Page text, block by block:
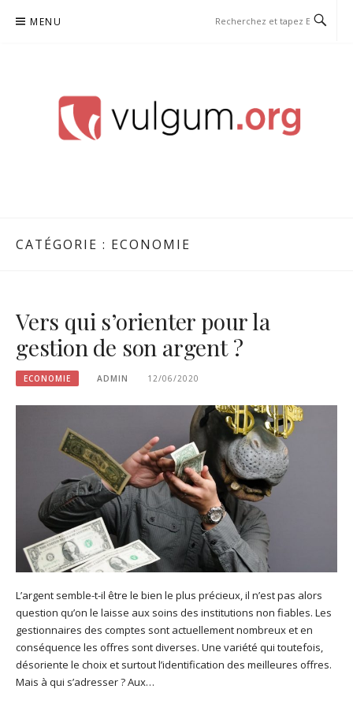
MENU
CATÉGORIE : ECONOMIE
Vers qui s’orienter pour la
gestion de son argent ?
ECONOMIE ADMIN 12/06/2020
L’argent semble-t-il être le bien le plus précieux, il n’est pas alors
question qu’on le laisse aux soins des institutions non fiables. Les
gestionnaires des comptes sont actuellement nombreux et en
conséquence les offres sont diverses. Une variété qui toutefois,
désoriente le choix et surtout l’identification des meilleures offres.
Mais à qui s’adresser ? Aux…